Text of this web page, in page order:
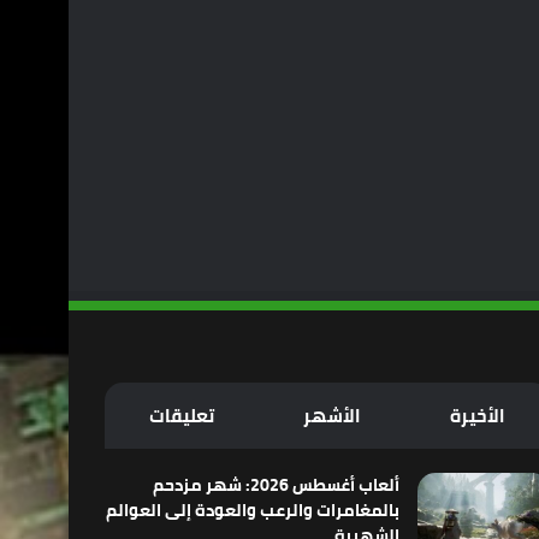
الأخيرة الأشهر تعليقات
ألعاب أغسطس 2026: شهر مزدحم
بالمغامرات والرعب والعودة إلى العوالم